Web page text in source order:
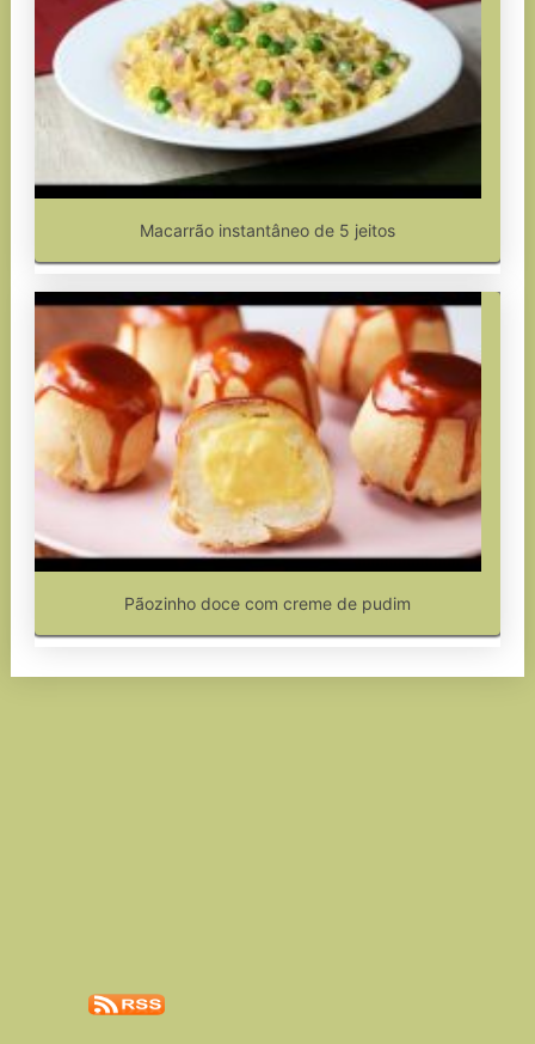
Macarrão instantâneo de 5 jeitos
Pãozinho doce com creme de pudim